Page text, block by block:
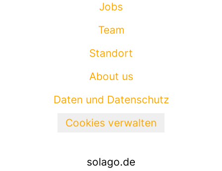
Jobs
Team
Standort
About us
Daten und Datenschutz
Cookies verwalten
solago.de